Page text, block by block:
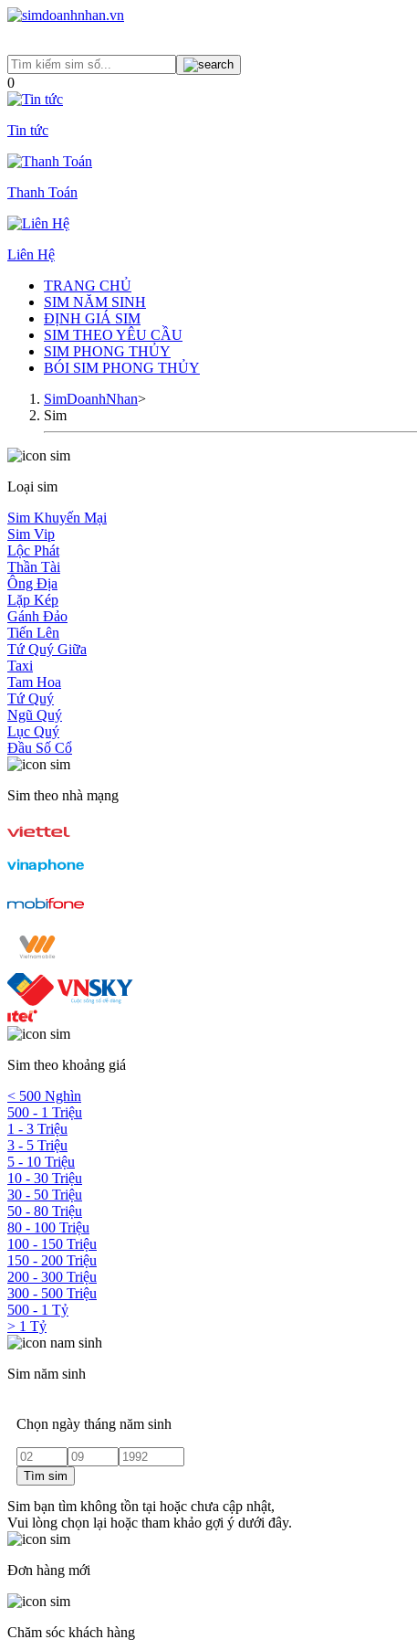
0
Tin tức
Thanh Toán
Liên Hệ
TRANG CHỦ
SIM NĂM SINH
ĐỊNH GIÁ SIM
SIM THEO YÊU CẦU
SIM PHONG THỦY
BÓI SIM PHONG THỦY
SimDoanhNhan>
Sim
Loại sim
Sim Khuyến Mại
Sim Vip
Lộc Phát
Thần Tài
Ông Địa
Lặp Kép
Gánh Đảo
Tiến Lên
Tứ Quý Giữa
Taxi
Tam Hoa
Tứ Quý
Ngũ Quý
Lục Quý
Đầu Số Cổ
Sim theo nhà mạng
Sim theo khoảng giá
< 500 Nghìn
500 - 1 Triệu
1 - 3 Triệu
3 - 5 Triệu
5 - 10 Triệu
10 - 30 Triệu
30 - 50 Triệu
50 - 80 Triệu
80 - 100 Triệu
100 - 150 Triệu
150 - 200 Triệu
200 - 300 Triệu
300 - 500 Triệu
500 - 1 Tỷ
> 1 Tỷ
Sim năm sinh
Chọn ngày tháng năm sinh
Tìm sim
Sim bạn tìm không tồn tại hoặc chưa cập nhật,
Vui lòng chọn lại hoặc tham khảo gợi ý dưới đây.
Đơn hàng mới
Chăm sóc khách hàng